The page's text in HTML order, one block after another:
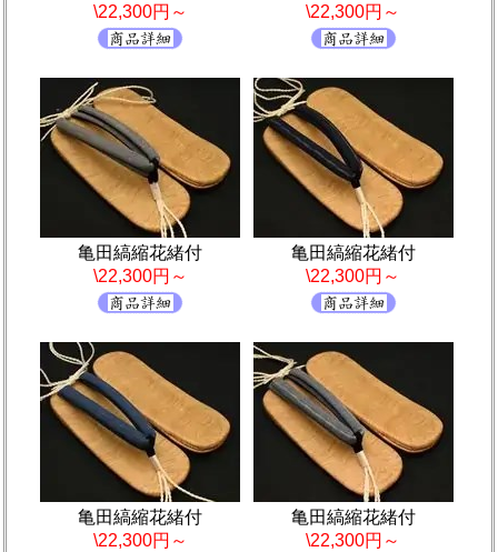
\22,300円～
\22,300円～
亀田縞縮花緒付
\22,300円～
亀田縞縮花緒付
\22,300円～
亀田縞縮花緒付
\22,300円～
亀田縞縮花緒付
\22,300円～